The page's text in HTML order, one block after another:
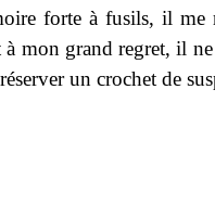
forte à fusils, il
à mon grand regret, il
un crochet de